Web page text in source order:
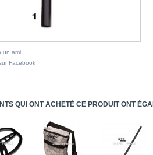
un ami
Facebook
QUI ONT ACHETÉ CE PRODUIT ONT